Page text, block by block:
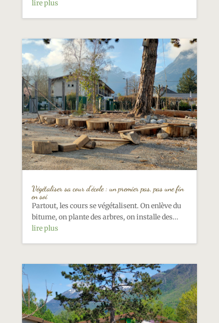
lire plus
Végétaliser sa cour d’école : un premier pas, pas une fin
en soi
Partout, les cours se végétalisent. On enlève du
bitume, on plante des arbres, on installe des...
lire plus